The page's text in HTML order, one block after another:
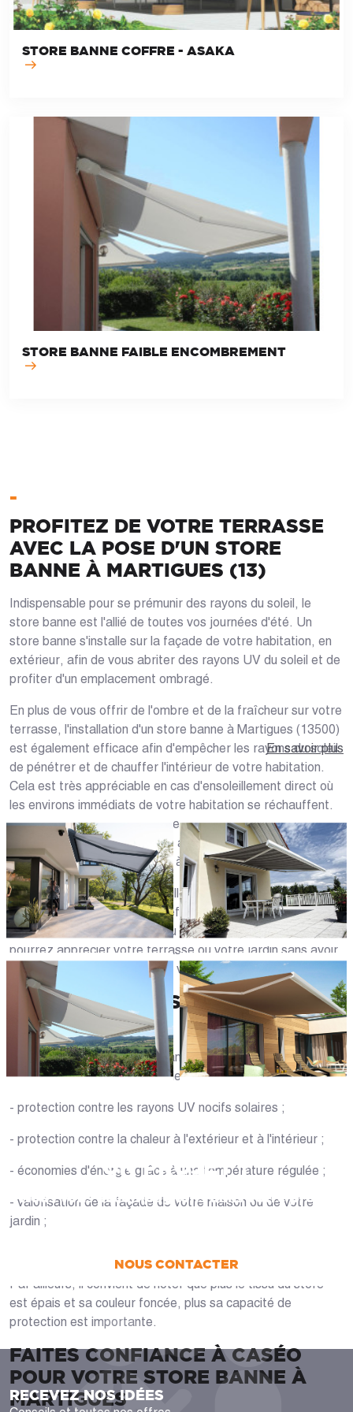
STORE BANNE COFFRE - ASAKA
STORE BANNE FAIBLE ENCOMBREMENT
-
PROFITEZ DE VOTRE TERRASSE
AVEC LA POSE D'UN STORE
BANNE À MARTIGUES (13)
Indispensable pour se prémunir des rayons du soleil, le
store banne est l'allié de toutes vos journées d'été. Un
store banne s'installe sur la façade de votre habitation, en
extérieur, afin de vous abriter des rayons UV du soleil et de
profiter d'un emplacement ombragé.
En plus de vous offrir de l'ombre et de la fraîcheur sur votre
terrasse, l'installation d'un store banne à Martigues (13500)
est également efficace afin d'empêcher les rayons du soleil
de pénétrer et de chauffer l'intérieur de votre habitation.
Cela est très appréciable en cas d'ensoleillement direct où
les environs immédiats de votre habitation se réchauffent.
Le store banne ne se contente pas de protéger contre les
rayons UV nocifs : il maintient aussi une température
agréable, tout en permettant à la lumière de pénétrer.
Un store banne permet par ailleurs de se protéger du vis-à-
vis : il crée un brise-vue très efficace. Lors de vos soirées
d'été à Martigues, Vitrolles ou Les Pennes-Mirabeau, vous
pourrez apprécier votre terrasse ou votre jardin sans avoir
à craindre le désagrément de voisins trop curieux.
STORE BANNE : SES 5
AVANTAGES
En résumé, poser un store banne à Martigues dans les
Bouches-du-Rhône présente les avantages suivants :
- protection contre les rayons UV nocifs solaires ;
- protection contre la chaleur à l'extérieur et à l'intérieur ;
- économies d'énergie grâce à une température régulée ;
- valorisation de la façade de votre maison ou de votre
jardin ;
Par ailleurs, il convient de noter que plus le tissu du store
est épais et sa couleur foncée, plus sa capacité de
protection est importante.
FAITES CONFIANCE À CASÉO
POUR VOTRE STORE BANNE À
MARTIGUES
En savoir plus
UN PROJET ?
Nous vous accompagnons dans votre projet
NOUS CONTACTER
RECEVEZ NOS IDÉES